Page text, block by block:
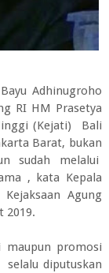
Adhinugroho
RI HM Prasetya
(Kejati) Bali
Barat, bukan
sudah melalui
, kata Kepala
Agung
2019.
maupun promosi
selalu diputuskan